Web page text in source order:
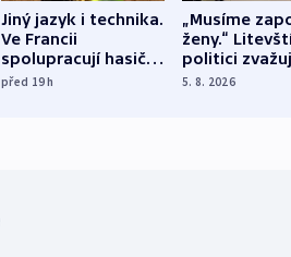
Jiný jazyk i technika.
Ve Francii
spolupracují hasiči z
různých zemí
před 19h
„Musíme
ženy.“
politici
dohodu o
5. 8. 2026